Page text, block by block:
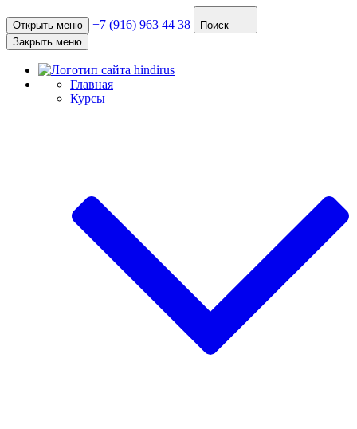
Открыть меню +7 (916) 963 44 38
Поиск
Закрыть меню
Главная
Курсы